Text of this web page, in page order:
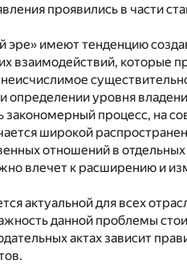
проявились в части
имеют тенденцию
взаимодействий, которые
определении уровня
закономерный процесс, на
широкой
отношений в
влечет к расширению и
актуальной для всех
данной проблемы
актах зависит